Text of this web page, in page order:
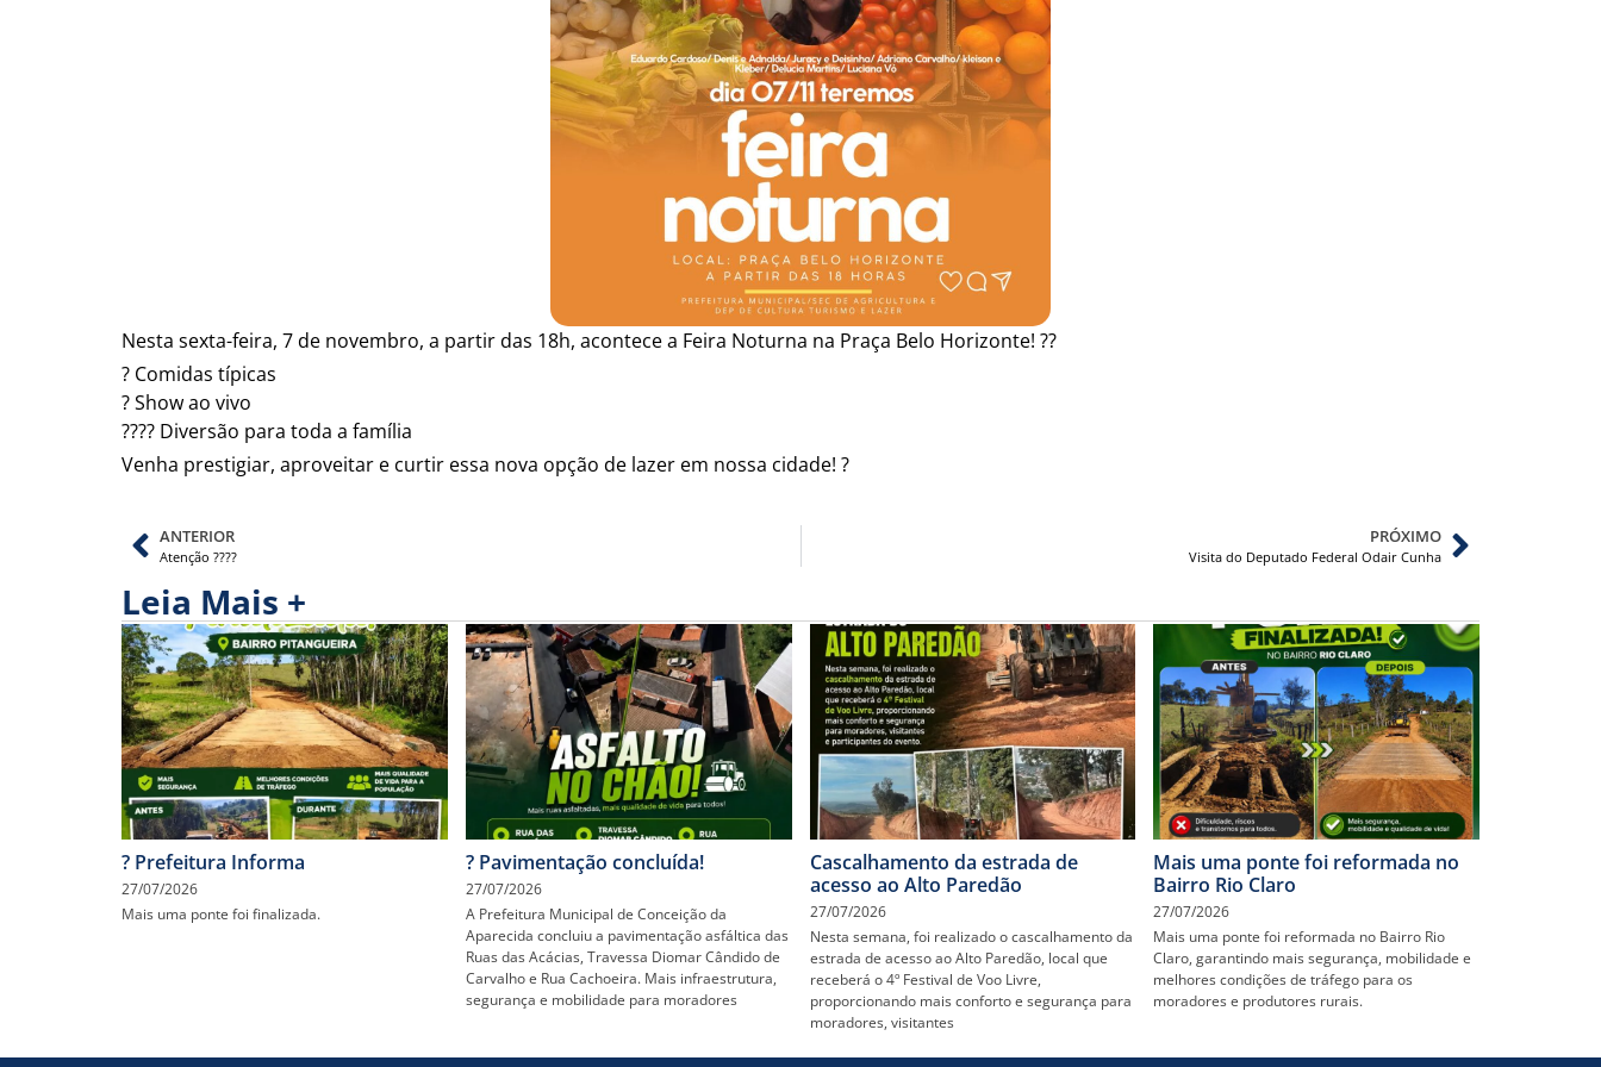
Nesta sexta-feira, 7 de novembro, a partir das 18h, acontece a Feira Noturna na Praça Belo Horizonte! ??️
? Comidas típicas
? Show ao vivo
?‍?‍?‍? Diversão para toda a família
Venha prestigiar, aproveitar e curtir essa nova opção de lazer em nossa cidade! ?
ANTERIOR
Atenção ????
PRÓXIMO
Visita do Deputado Federal Odair Cunha
Leia Mais +
? Prefeitura Informa
27/07/2026
Mais uma ponte foi finalizada.
? Pavimentação concluída!
27/07/2026
A Prefeitura Municipal de Conceição da
Aparecida concluiu a pavimentação asfáltica das
Ruas das Acácias, Travessa Diomar Cândido de
Carvalho e Rua Cachoeira. Mais infraestrutura,
segurança e mobilidade para moradores
Cascalhamento da estrada de
acesso ao Alto Paredão
27/07/2026
Nesta semana, foi realizado o cascalhamento da
estrada de acesso ao Alto Paredão, local que
receberá o 4º Festival de Voo Livre,
proporcionando mais conforto e segurança para
moradores, visitantes
Mais uma ponte foi reformada no
Bairro Rio Claro
27/07/2026
Mais uma ponte foi reformada no Bairro Rio
Claro, garantindo mais segurança, mobilidade e
melhores condições de tráfego para os
moradores e produtores rurais.